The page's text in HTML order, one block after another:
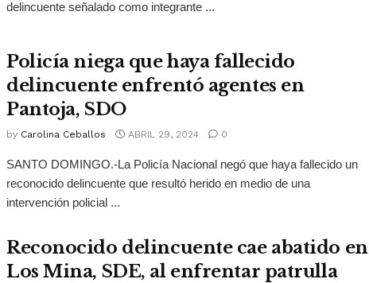
delincuente señalado como integrante ...
Policía niega que haya fallecido
delincuente enfrentó agentes en
Pantoja, SDO
by Carolina Ceballos ABRIL 29, 2024 0
SANTO DOMINGO.-La Policía Nacional negó que haya fallecido un
reconocido delincuente que resultó herido en medio de una
intervención policial ...
Reconocido delincuente cae abatido en
Los Mina, SDE, al enfrentar patrulla